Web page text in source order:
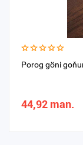
Porog göni
44,92 man.